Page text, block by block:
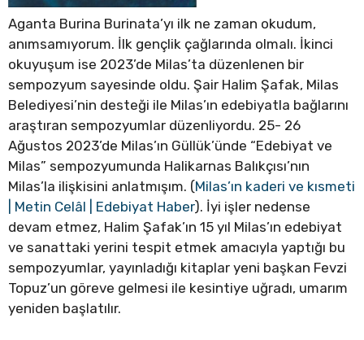
Aganta Burina Burinata’yı ilk ne zaman okudum,
anımsamıyorum. İlk gençlik çağlarında olmalı. İkinci
okuyuşum ise 2023’de Milas’ta düzenlenen bir
sempozyum sayesinde oldu. Şair Halim Şafak, Milas
Belediyesi’nin desteği ile Milas’ın edebiyatla bağlarını
araştıran sempozyumlar düzenliyordu. 25- 26
Ağustos 2023’de Milas’ın Güllük’ünde “Edebiyat ve
Milas” sempozyumunda Halikarnas Balıkçısı’nın
Milas’la ilişkisini anlatmışım. (Milas’ın kaderi ve kısmeti
| Metin Celâl | Edebiyat Haber). İyi işler nedense
devam etmez, Halim Şafak’ın 15 yıl Milas’ın edebiyat
ve sanattaki yerini tespit etmek amacıyla yaptığı bu
sempozyumlar, yayınladığı kitaplar yeni başkan Fevzi
Topuz’un göreve gelmesi ile kesintiye uğradı, umarım
yeniden başlatılır.